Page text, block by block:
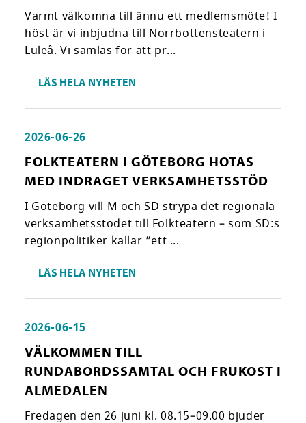
Varmt välkomna till ännu ett medlemsmöte! I
höst är vi inbjudna till Norrbottensteatern i
Luleå. Vi samlas för att pr...
LÄS HELA NYHETEN
2026-06-26
FOLKTEATERN I GÖTEBORG HOTAS
MED INDRAGET VERKSAMHETSSTÖD
I Göteborg vill M och SD strypa det regionala
verksamhetsstödet till Folkteatern – som SD:s
regionpolitiker kallar ”ett ...
LÄS HELA NYHETEN
2026-06-15
VÄLKOMMEN TILL
RUNDABORDSSAMTAL OCH FRUKOST I
ALMEDALEN
Fredagen den 26 juni kl. 08.15–09.00 bjuder